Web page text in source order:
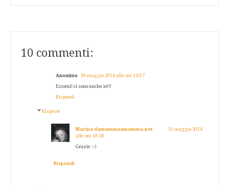
10 commenti:
Anonimo 30 maggio 2014 alle ore 14:07
Eccomi! ci sono anche io!!!
Rispondi
Risposte
Marina damammaamamma.net
31 maggio 2014
alle ore 18:38
Grazie :-)
Rispondi